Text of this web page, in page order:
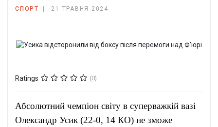
СПОРТ 21 ТРАВНЯ 2024
Ratings (0)
Абсолютний чемпіон світу в суперважкій вазі
Олександр Усик (22-0, 14 КО) не зможе